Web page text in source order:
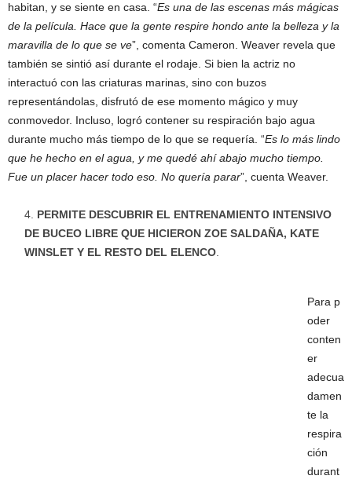
habitan, y se siente en casa. “Es una de las escenas más mágicas
de la película. Hace que la gente respire hondo ante la belleza y la
maravilla de lo que se ve”, comenta Cameron. Weaver revela que
también se sintió así durante el rodaje. Si bien la actriz no
interactuó con las criaturas marinas, sino con buzos
representándolas, disfrutó de ese momento mágico y muy
conmovedor. Incluso, logró contener su respiración bajo agua
durante mucho más tiempo de lo que se requería. “Es lo más lindo
que he hecho en el agua, y me quedé ahí abajo mucho tiempo.
Fue un placer hacer todo eso. No quería parar”, cuenta Weaver.
PERMITE DESCUBRIR EL ENTRENAMIENTO INTENSIVO
DE BUCEO LIBRE QUE HICIERON ZOE SALDAÑA, KATE
WINSLET Y EL RESTO DEL ELENCO
Para p
oder
conten
er
adecua
damen
te la
respira
ción
durant